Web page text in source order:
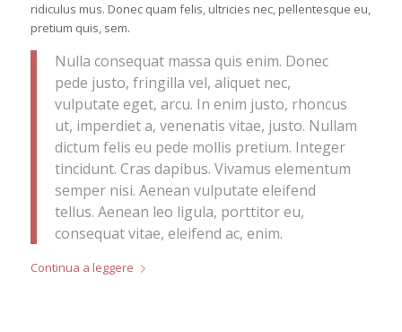
ridiculus mus. Donec quam felis, ultricies nec, pellentesque eu,
pretium quis, sem.
Nulla consequat massa quis enim. Donec
pede justo, fringilla vel, aliquet nec,
vulputate eget, arcu. In enim justo, rhoncus
ut, imperdiet a, venenatis vitae, justo. Nullam
dictum felis eu pede mollis pretium. Integer
tincidunt. Cras dapibus. Vivamus elementum
semper nisi. Aenean vulputate eleifend
tellus. Aenean leo ligula, porttitor eu,
consequat vitae, eleifend ac, enim.
Continua a leggere